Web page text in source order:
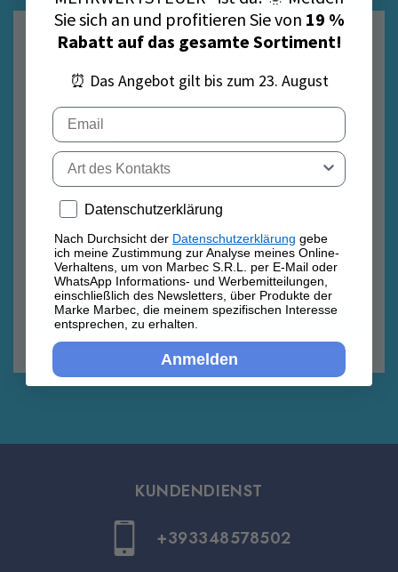
E-Mail
Datenschutzrichtlinie
Datenschutzrichtlinie
Nach Durchsicht der
meine Zustimmung zur Analyse meines Online-
WhatsApp Informations- und Werbemitteilungen,
einschließlich des Newsletters, über Produkte der
Marke Marbec, die meinem spezifischen Interesse
entsprechen, zu erhalten.
Anmelden
KUNDENDIENST
+393348578502
Sie sich an und profitieren Sie von 19 %
Rabatt auf das gesamte Sortiment!
⏰ Das Angebot gilt bis zum 23. August
Email
Tipo di contatto
Privacy policy
Datenschutzerklärung
Nach Durchsicht der Datenschutzerklärung gebe
ich meine Zustimmung zur Analyse meines Online-
Verhaltens, um von Marbec S.R.L. per E-Mail oder
WhatsApp Informations- und Werbemitteilungen,
einschließlich des Newsletters, über Produkte der
Marke Marbec, die meinem spezifischen Interesse
entsprechen, zu erhalten.
Anmelden